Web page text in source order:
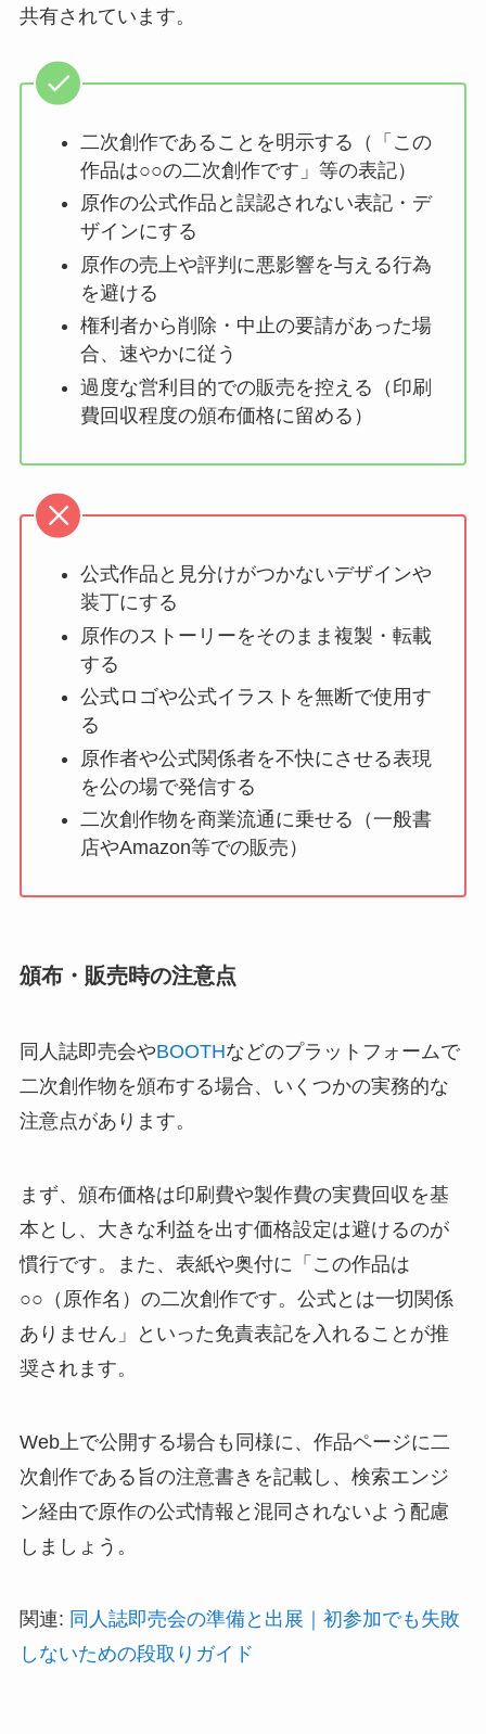
共有されています。
二次創作であることを明示する（「この
作品は○○の二次創作です」等の表記）
原作の公式作品と誤認されない表記・デ
ザインにする
原作の売上や評判に悪影響を与える行為
を避ける
権利者から削除・中止の要請があった場
合、速やかに従う
過度な営利目的での販売を控える（印刷
費回収程度の頒布価格に留める）
公式作品と見分けがつかないデザインや
装丁にする
原作のストーリーをそのまま複製・転載
する
公式ロゴや公式イラストを無断で使用す
る
原作者や公式関係者を不快にさせる表現
を公の場で発信する
二次創作物を商業流通に乗せる（一般書
店やAmazon等での販売）
頒布・販売時の注意点
同人誌即売会やBOOTHなどのプラットフォームで
二次創作物を頒布する場合、いくつかの実務的な
注意点があります。
まず、頒布価格は印刷費や製作費の実費回収を基
本とし、大きな利益を出す価格設定は避けるのが
慣行です。また、表紙や奥付に「この作品は
○○（原作名）の二次創作です。公式とは一切関係
ありません」といった免責表記を入れることが推
奨されます。
Web上で公開する場合も同様に、作品ページに二
次創作である旨の注意書きを記載し、検索エンジ
ン経由で原作の公式情報と混同されないよう配慮
しましょう。
関連: 同人誌即売会の準備と出展｜初参加でも失敗
しないための段取りガイド